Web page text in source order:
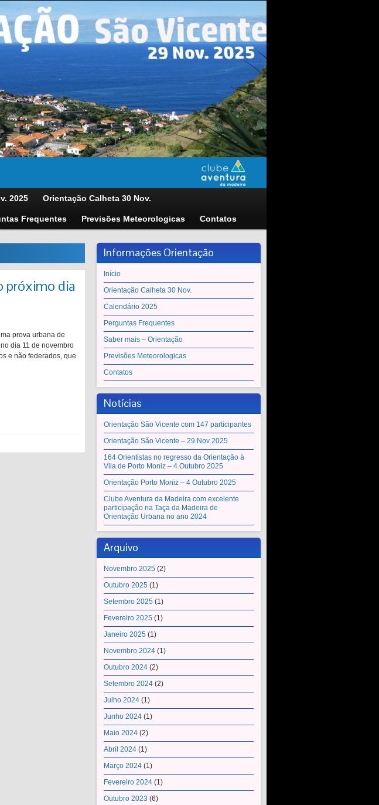
2025 Orientação Calheta 30 Nov.
Frequentes Previsões Meteorologicas Contatos
próximo dia
prova urbana de
dia 11 de novembro
e não federados, que
Informações Orientação
Início
Orientação Calheta 30 Nov.
Calendário 2025
Perguntas Frequentes
Saber mais – Orientação
Previsões Meteorologicas
Contatos
Notícias
Orientação São Vicente com 147 participantes
Orientação São Vicente – 29 Nov 2025
164 Orientistas no regresso da Orientação à
Vila de Porto Moniz – 4 Outubro 2025
Orientação Porto Moniz – 4 Outubro 2025
Clube Aventura da Madeira com excelente
participação na Taça da Madeira de
Orientação Urbana no ano 2024
Arquivo
Novembro 2025 (2)
Outubro 2025 (1)
Setembro 2025 (1)
Fevereiro 2025 (1)
Janeiro 2025 (1)
Novembro 2024 (1)
Outubro 2024 (2)
Setembro 2024 (2)
Julho 2024 (1)
Junho 2024 (1)
Maio 2024 (2)
Abril 2024 (1)
Março 2024 (1)
Fevereiro 2024 (1)
Outubro 2023 (6)